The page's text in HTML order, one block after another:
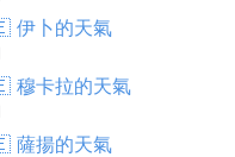
卜的天氣
卡拉的天氣
揚的天氣